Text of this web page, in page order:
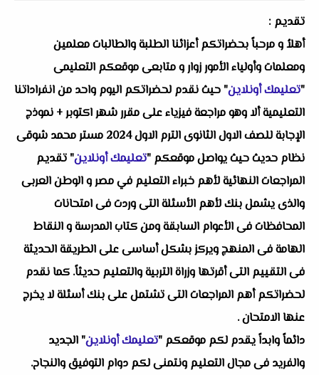
تقديم :
أهلاُ و مرحباً بحضراتكم أعزائنا الطلبة والطالبات معلمين
ومعلمات وأولياء الأمور زوار و متابعى موقعكم التعليمى
"تعليمك أونلاين" حيث نقدم لحضراتكم اليوم واحد من انفراداتنا
التعليمية ألا وهو مراجعة فيزياء على مقرر شهر اكتوبر + نموذج
الإجابة للصف الاول الثانوى الترم الاول 2024 مستر محمد شوقى
نظام حديث حيث يواصل موقعكم "تعليمك أونلاين" تقديم
المراجعات النهائية لأهم خبراء التعليم في مصر و الوطن العربى
والذى يشمل بنك لأهم الأسئلة التى وردت فى امتحانات
المحافظات فى الأعوام السابقة ومن كتاب المدرسة و النقاط
الهامة فى المنهج ويركز بشكل أساسى على الطريقة الحديثة
فى التقييم التى أقرتها وزراة التربية والتعليم حديثاً. كما نقدم
لحضراتكم أهم المراجعات التى تشتمل على بنك أسئلة لا يخرج
عنها الامتحان .
دائماً وابداً يقدم لكم موقعكم "تعليمك أونلاين" الجديد
والفريد فى مجال التعليم ونتمنى لكم دوام التوفيق والنجاح.